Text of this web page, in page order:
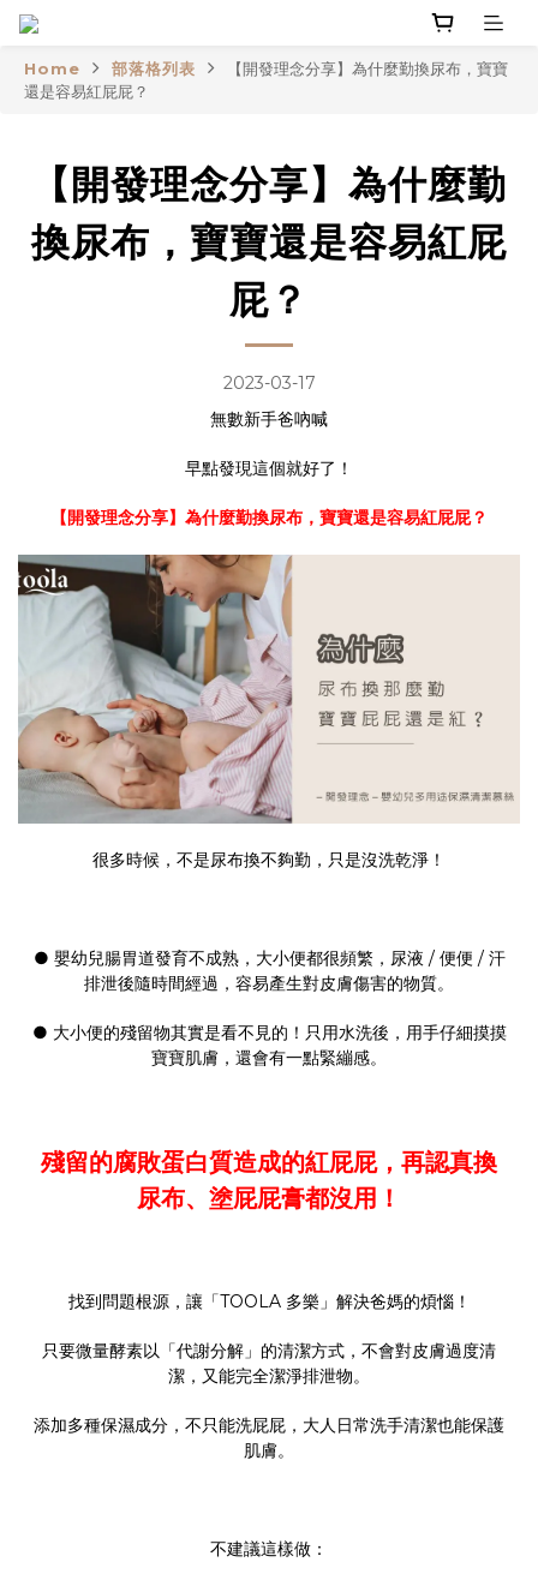
Home 部落格列表
【開發理念分享】為什麼勤換尿布，寶寶
還是容易紅屁屁？
【開發理念分享】為什麼勤
換尿布，寶寶還是容易紅屁
屁？
2023-03-17
無數新手爸吶喊
早點發現這個就好了！
【開發理念分享】為什麼勤換尿布，寶寶還是容易紅屁屁？
很多時候，不是尿布換不夠勤，只是沒洗乾淨！
● 嬰幼兒腸胃道發育不成熟，大小便都很頻繁，尿液 / 便便 / 汗
排泄後隨時間經過，容易產生對皮膚傷害的物質。
● 大小便的殘留物其實是看不見的！只用水洗後，用手仔細摸摸
寶寶肌膚，還會有一點緊繃感。
殘留的腐敗蛋白質造成的紅屁屁，再認真換
尿布、塗屁屁膏都沒用！
找到問題根源，讓「TOOLA 多樂」解決爸媽的煩惱！
只要微量酵素以「代謝分解」的清潔方式，不會對皮膚過度清
潔，又能完全潔淨排泄物。
添加多種保濕成分，不只能洗屁屁，大人日常洗手清潔也能保護
肌膚。
不建議這樣做：